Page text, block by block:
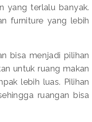
yang terlalu banyak.
furniture yang lebih
bisa menjadi pilihan
untuk ruang makan
lebih luas. Pilihan
ruangan bisa